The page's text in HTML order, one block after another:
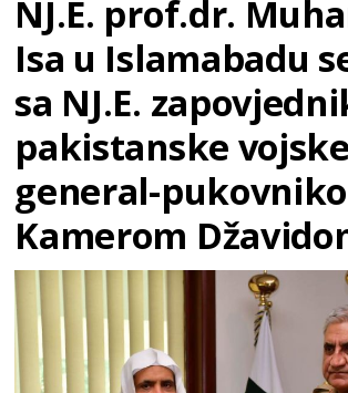
NJ.E. prof.dr.
Isa u Islamabadu
sa NJ.E.
pakistanske
general-
Kamerom